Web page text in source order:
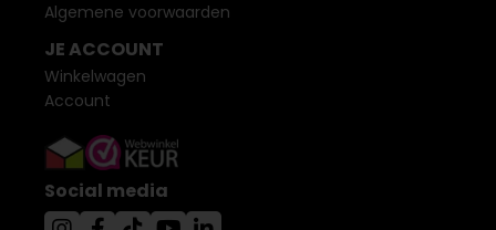
Algemene voorwaarden
JE ACCOUNT
Winkelwagen
Account
Social media